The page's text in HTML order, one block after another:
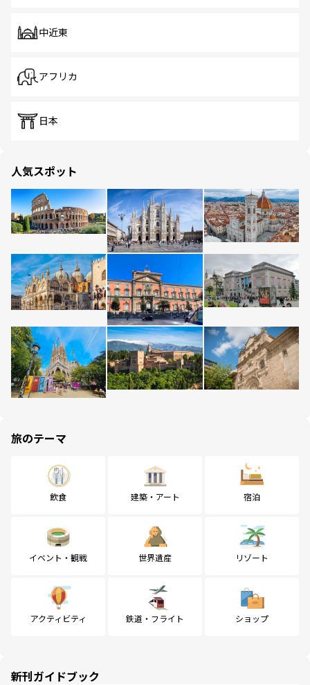
中近東
アフリカ
日本
人気スポット
旅のテーマ
飲食 建築・アート 宿泊
イベント・観戦 世界遺産 リゾート
アクティビティ 鉄道・フライト ショップ
新刊ガイドブック